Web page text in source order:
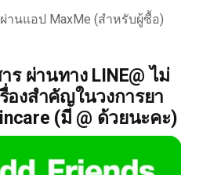
านแอป MaxMe (สำหรับผู้ซื้อ)
ร ผ่านทาง LINE@ ไม่
องสำคัญในวงการยา
(มี @ ด้วยนะคะ)